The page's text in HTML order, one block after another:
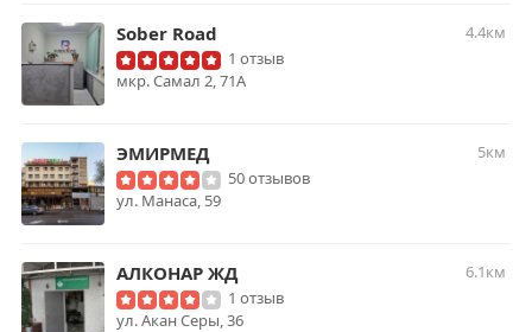
Sober Road
4.4км
1 отзыв
мкр. Самал 2, 71А
ЭМИРМЕД
5км
50 отзывов
ул. Манаса, 59
АЛКОНАР ЖД
6.1км
1 отзыв
ул. Акан Серы, 36